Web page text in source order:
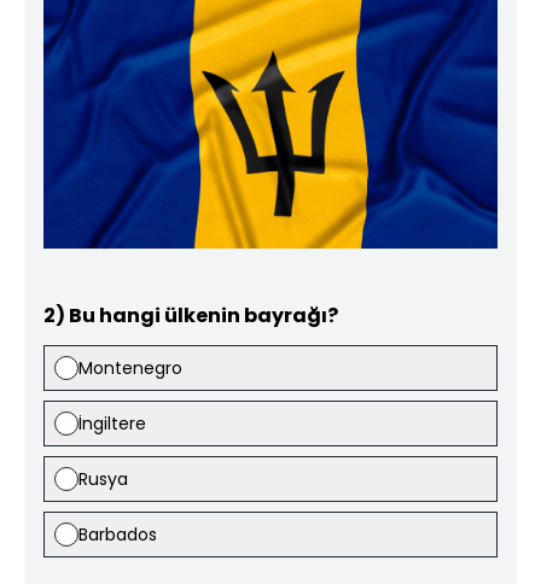
2) Bu hangi ülkenin bayrağı?
Montenegro
İngiltere
Rusya
Barbados